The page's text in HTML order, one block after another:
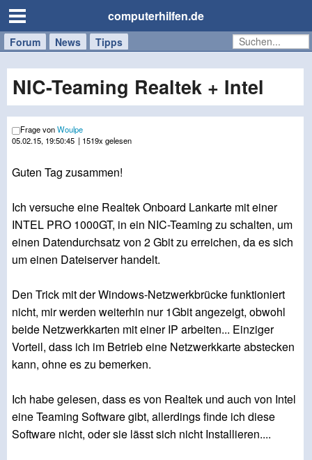
computerhilfen.de
Forum News Tipps
Handy
Tablet
Windows
Mac
NIC-Teaming Realtek + Intel
Frage vonWoulpe
05.02.15, 19:50:45 | 1519x gelesen
Guten Tag zusammen!
Ich versuche eine Realtek Onboard Lankarte mit einer
INTEL PRO 1000GT, in ein NIC-Teaming zu schalten, um
einen Datendurchsatz von 2 Gbit zu erreichen, da es sich
um einen Dateiserver handelt.
Den Trick mit der Windows-Netzwerkbrücke funktioniert
nicht, mir werden weiterhin nur 1Gbit angezeigt, obwohl
beide Netzwerkkarten mit einer IP arbeiten... Einziger
Vorteil, dass ich im Betrieb eine Netzwerkkarte abstecken
kann, ohne es zu bemerken.
Ich habe gelesen, dass es von Realtek und auch von Intel
eine Teaming Software gibt, allerdings finde ich diese
Software nicht, oder sie lässt sich nicht Installieren....